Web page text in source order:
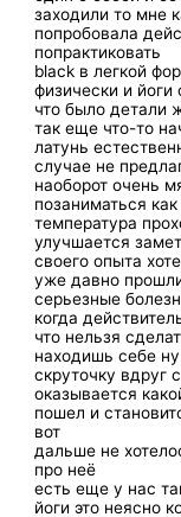
заходили то мне
попробовала
попрактиковать
black в легкой
физически и йоги
что было детали
так еще что-то
латунь
случае не
наоборот очень
позаниматься как
температура
улучшается
своего опыта
уже давно
серьезные
когда
что нельзя
находишь себе ну
скруточку вдруг
оказывается
пошел и
вот
дальше не
про неё
есть еще у нас
йоги это неясно